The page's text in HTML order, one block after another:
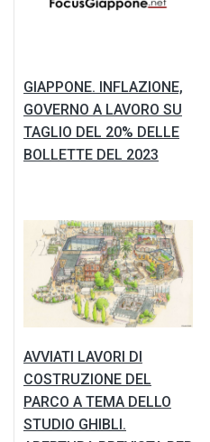
GIAPPONE. INFLAZIONE,
GOVERNO A LAVORO SU
TAGLIO DEL 20% DELLE
BOLLETTE DEL 2023
AVVIATI LAVORI DI
COSTRUZIONE DEL
PARCO A TEMA DELLO
STUDIO GHIBLI.